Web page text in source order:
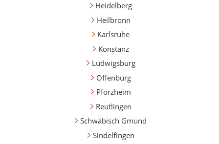
Heidelberg
Heilbronn
Karlsruhe
Konstanz
Ludwigsburg
Offenburg
Pforzheim
Reutlingen
Schwäbisch Gmünd
Sindelfingen